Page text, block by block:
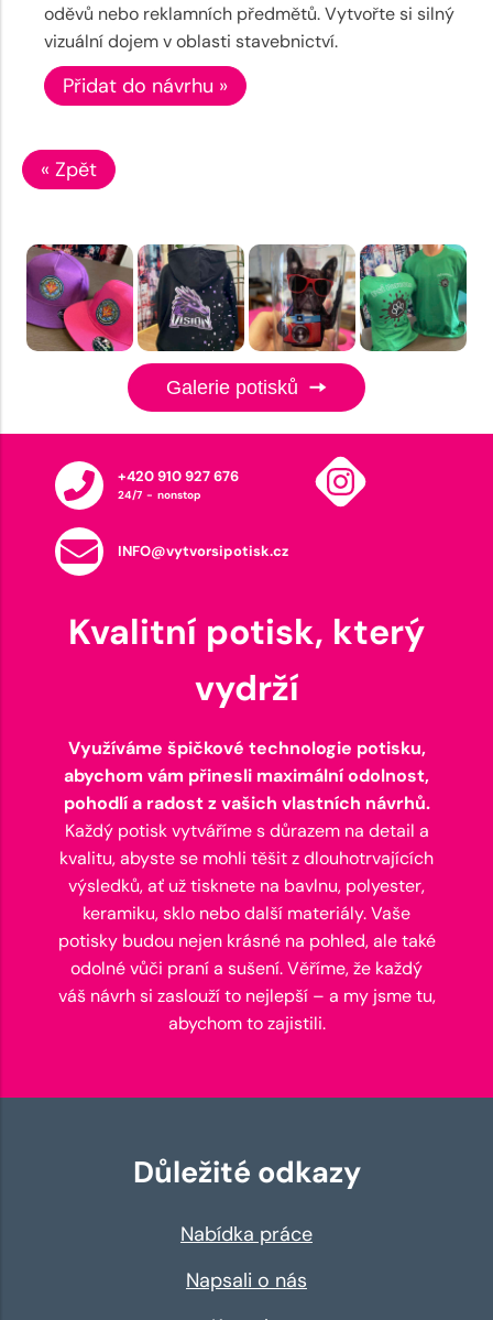
oděvů nebo reklamních předmětů. Vytvořte si silný
vizuální dojem v oblasti stavebnictví.
Přidat do návrhu »
« Zpět
Galerie potisků
+420 910 927 676
24/7 - nonstop
INFO@vytvorsipotisk.cz
Kvalitní potisk, který
vydrží
Využíváme špičkové technologie potisku,
abychom vám přinesli maximální odolnost,
pohodlí a radost z vašich vlastních návrhů.
Každý potisk vytváříme s důrazem na detail a
kvalitu, abyste se mohli těšit z dlouhotrvajících
výsledků, ať už tisknete na bavlnu, polyester,
keramiku, sklo nebo další materiály. Vaše
potisky budou nejen krásné na pohled, ale také
odolné vůči praní a sušení. Věříme, že každý
váš návrh si zaslouží to nejlepší – a my jsme tu,
abychom to zajistili.
Důležité odkazy
Nabídka práce
Napsali o nás